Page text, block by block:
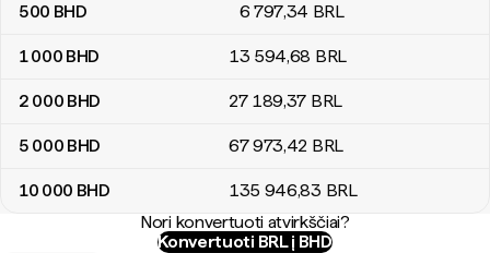
500 BHD 6 797,34 BRL
1 000 BHD 13 594,68 BRL
2 000 BHD 27 189,37 BRL
5 000 BHD 67 973,42 BRL
10 000 BHD 135 946,83 BRL
Nori konvertuoti atvirkščiai?
Konvertuoti BRL į BHD